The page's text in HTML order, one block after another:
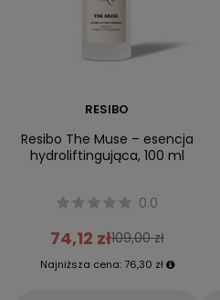
RESIBO
Resibo The Muse – esencja
hydroliftingująca, 100 ml
0.0
74,12 zł109,00 zł
Najniższa cena: 76,30 zł